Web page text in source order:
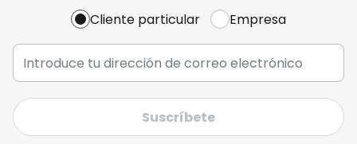
Cliente particular Empresa
Suscríbete